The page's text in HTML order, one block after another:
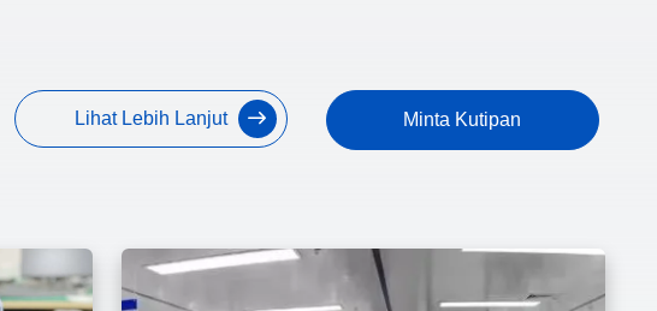
Lihat Lebih Lanjut Minta Kutipan